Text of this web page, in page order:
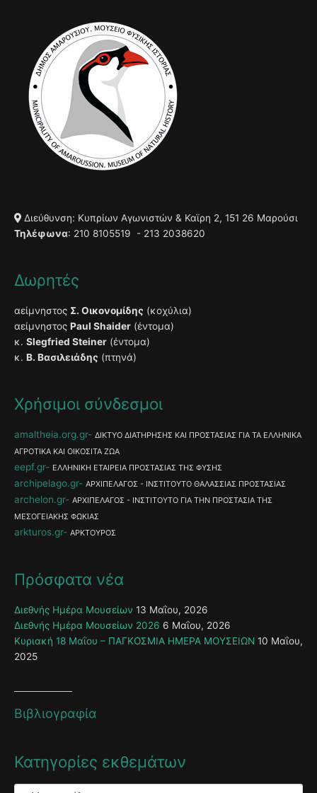
Διεύθυνση: Κυπρίων Αγωνιστών & Καϊρη 2, 151 26 Μαρούσι
Τηλέφωνα: 210 8105519 - 213 2038620
Δωρητές
αείμνηστος Σ. Οικονομίδης (κοχύλια)
αείμνηστος Paul Shaider (έντομα)
κ. Slegfried Steiner (έντομα)
κ. Β. Βασιλειάδης (πτηνά)
Χρήσιμοι σύνδεσμοι
amaltheia.org.gr
ΔΙΚΤΥΟ ΔΙΑΤΗΡΗΣΗΣ ΚΑΙ ΠΡΟΣΤΑΣΙΑΣ ΓΙΑ ΤΑ ΕΛΛΗΝΙΚΑ
ΑΓΡΟΤΙΚΑ ΚΑΙ ΟΙΚΟΣΙΤΑ ΖΩΑ
eepf.gr ΕΛΛΗΝΙΚΗ ΕΤΑΙΡΕΙΑ ΠΡΟΣΤΑΣΙΑΣ ΤΗΣ ΦΥΣΗΣ
archipelago.gr ΑΡΧΙΠΕΛΑΓΟΣ - ΙΝΣΤΙΤΟΥΤΟ ΘΑΛΑΣΣΙΑΣ ΠΡΟΣΤΑΣΙΑΣ
archelon.gr
ΑΡΧΙΠΕΛΑΓΟΣ - ΙΝΣΤΙΤΟΥΤΟ ΓΙΑ ΤΗΝ ΠΡΟΣΤΑΣΙΑ ΤΗΣ
ΜΕΣΟΓΕΙΑΚΗΣ ΦΩΚΙΑΣ
arkturos.gr ΑΡΚΤΟΥΡΟΣ
Πρόσφατα νέα
Διεθνής Ημέρα Μουσείων 13 Μαΐου, 2026
Διεθνής Ημέρα Μουσείων 2026 6 Μαΐου, 2026
Κυριακή 18 Μαΐου – ΠΑΓΚΟΣΜΙΑ ΗΜΕΡΑ ΜΟΥΣΕΙΩΝ 10 Μαΐου,
2025
Βιβλιογραφία
Κατηγορίες εκθεμάτων